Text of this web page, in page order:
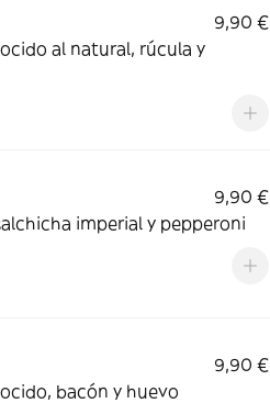
9,90 €
al natural, rúcula y
9,90 €
imperial y pepperoni
9,90 €
bacón y huevo